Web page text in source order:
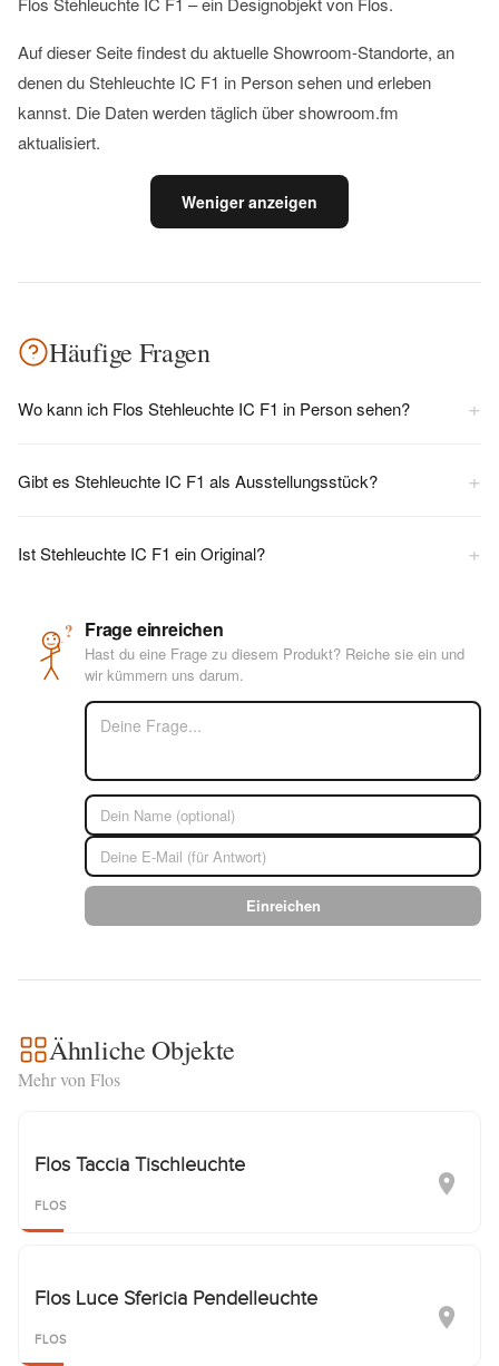
Auf dieser Seite findest du aktuelle Showroom-Standorte, an
denen du Stehleuchte IC F1 in Person sehen und erleben
kannst. Die Daten werden täglich über showroom.fm
aktualisiert.
Weniger anzeigen
Häufige Fragen
Wo kann ich Flos Stehleuchte IC F1 in Person sehen? +
Gibt es Stehleuchte IC F1 als Ausstellungsstück? +
Ist Stehleuchte IC F1 ein Original? +
? Frage einreichen
Hast du eine Frage zu diesem Produkt? Reiche sie ein und
wir kümmern uns darum.
Einreichen
Ähnliche Objekte
Mehr von Flos
Flos Taccia Tischleuchte
FLOS
Flos Luce Sfericia Pendelleuchte
FLOS